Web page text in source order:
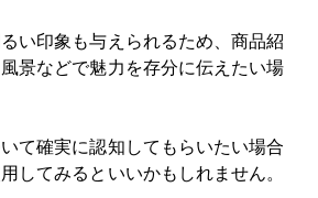
い印象も与えられるため、商品紹
景などで魅力を存分に伝えたい場
て確実に認知してもらいたい場合
してみるといいかもしれません。